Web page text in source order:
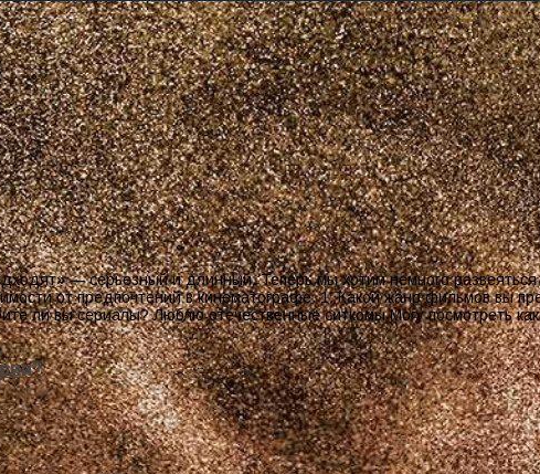
— серьезный и длинный. Теперь мы хотим немного
от предпочтений в кинематографе. 1. Какой жанр фильмов вы
ли вы сериалы? Люблю отечественные ситкомы Могу посмотреть